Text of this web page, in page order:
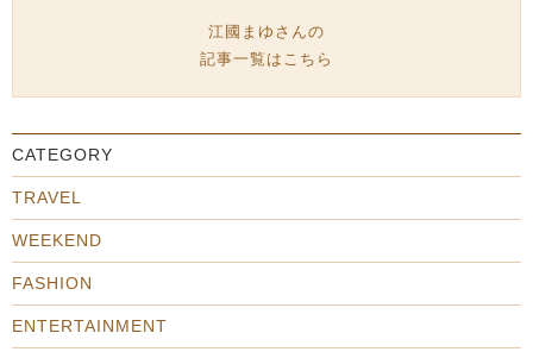
江國まゆさんの
記事一覧はこちら
CATEGORY
TRAVEL
WEEKEND
FASHION
ENTERTAINMENT